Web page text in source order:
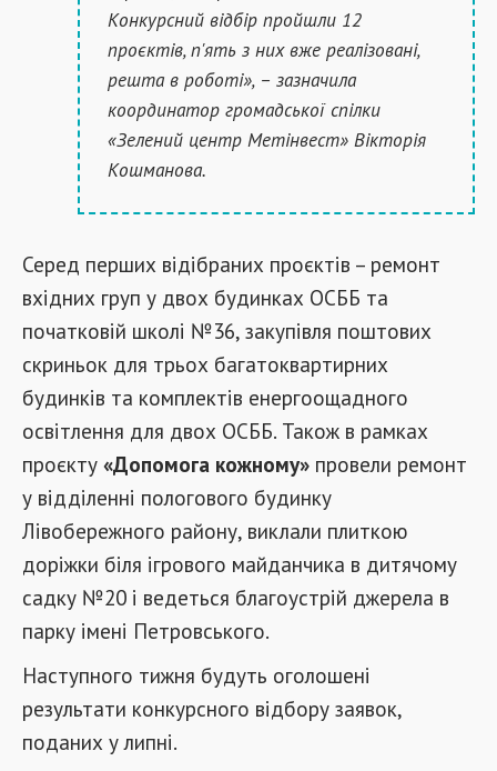
Конкурсний відбір пройшли 12
проєктів, п'ять з них вже реалізовані,
решта в роботі», – зазначила
координатор громадської спілки
«Зелений центр Метінвест» Вікторія
Кошманова.
Серед перших відібраних проєктів – ремонт
вхідних груп у двох будинках ОСББ та
початковій школі №36, закупівля поштових
скриньок для трьох багатоквартирних
будинків та комплектів енергоощадного
освітлення для двох ОСББ. Також в рамках
проєкту «Допомога кожному» провели ремонт
у відділенні пологового будинку
Лівобережного району, виклали плиткою
доріжки біля ігрового майданчика в дитячому
садку №20 і ведеться благоустрій джерела в
парку імені Петровського.
Наступного тижня будуть оголошені
результати конкурсного відбору заявок,
поданих у липні.